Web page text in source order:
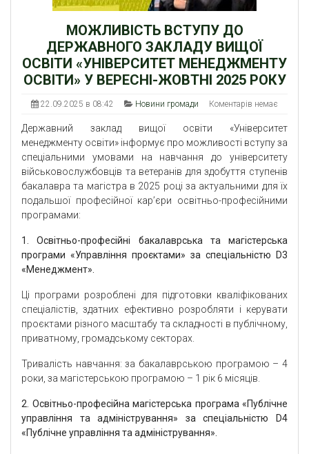
МОЖЛИВІСТЬ ВСТУПУ ДО
ДЕРЖАВНОГО ЗАКЛАДУ ВИЩОЇ
ОСВІТИ «УНІВЕРСИТЕТ МЕНЕДЖМЕНТУ
ОСВІТИ» У ВЕРЕСНІ-ЖОВТНІ 2025 РОКУ
22.09.2025 в 08:42 Новини громади Коментарів немає
Державний заклад вищої освіти «Університет
менеджменту освіти» інформує про можливості вступу за
спеціальними умовами на навчання до університету
військовослужбовців та ветеранів для здобуття ступенів
бакалавра та магістра в 2025 році за актуальними для їх
подальшої професійної кар’єри освітньо-професійними
програмами:
1. Освітньо-професійні бакалаврська та магістерська
програми «Управління проєктами» за спеціальністю
D3
«Менеджмент».
Ці програми розроблені для підготовки кваліфікованих
спеціалістів, здатних ефективно розробляти і керувати
проєктами різного масштабу та складності в публічному,
приватному, громадському секторах.
Тривалість навчання: за бакалаврською програмою – 4
роки, за магістерською програмою – 1 рік 6 місяців.
2. Освітньо-професійна магістерська програма «Публічне
управління та адміністрування» за спеціальністю
D4
«Публічне управління та адміністрування».